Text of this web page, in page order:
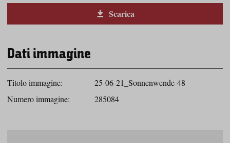
Scarica
Dati immagine
Titolo immagine:
25-06-21_Sonnenwende-48
Numero immagine:
285084